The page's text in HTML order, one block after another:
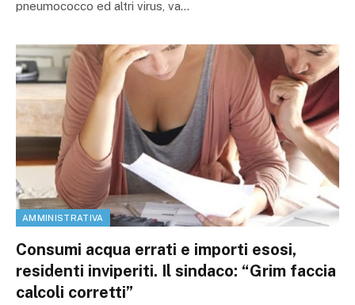
pneumococco ed altri virus, va…
AMMINISTRATIVA
Consumi acqua errati e importi esosi,
residenti inviperiti. Il sindaco: “Grim faccia
calcoli corretti”